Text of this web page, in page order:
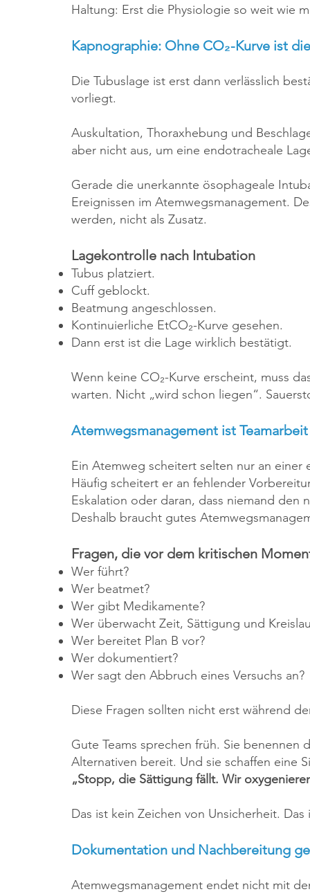
Haltung: Erst die Physiologie so weit wie
Kapnographie: Ohne CO₂-Kurve ist
Die Tubuslage ist erst dann verlässlich
vorliegt.
Auskultation, Thoraxhebung und
aber nicht aus, um eine endotracheale
Gerade die unerkannte ösophageale
Ereignissen im Atemwegsmanagement.
werden, nicht als Zusatz.
Lagekontrolle nach Intubation
Tubus platziert.
Cuff geblockt.
Beatmung angeschlossen.
Kontinuierliche EtCO₂-Kurve gesehen.
Dann erst ist die Lage wirklich bestätigt.
Wenn keine CO₂-Kurve erscheint, muss
warten. Nicht „wird schon liegen“.
Atemwegsmanagement ist Teamarbeit
Ein Atemweg scheitert selten nur an einer
Häufig scheitert er an fehlender
Eskalation oder daran, dass niemand den
Deshalb braucht gutes
Fragen, die vor dem kritischen
Wer führt?
Wer beatmet?
Wer gibt Medikamente?
Wer überwacht Zeit, Sättigung und
Wer bereitet Plan B vor?
Wer dokumentiert?
Wer sagt den Abbruch eines Versuchs an?
Diese Fragen sollten nicht erst während
Gute Teams sprechen früh. Sie benennen
Alternativen bereit. Und sie schaffen eine
„Stopp, die Sättigung fällt. Wir
Das ist kein Zeichen von Unsicherheit.
Dokumentation und Nachbereitung
Atemwegsmanagement endet nicht mit